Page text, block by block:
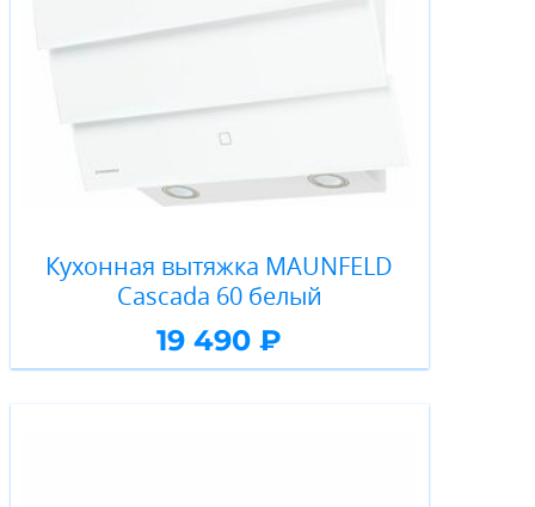
Кухонная вытяжка MAUNFELD
Cascada 60 белый
19 490 ₽